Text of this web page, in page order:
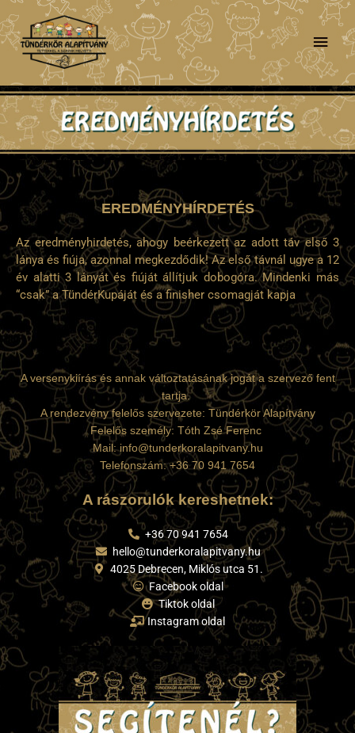
to
content
Main
EREDMÉNYHÍRDETÉS
Az eredményhirdetés, ahogy beérkezett az adott táv első 3
lánya és fiúja, azonnal megkezdődik! Az első távnál ugye a 12
év alatti 3 lányát és fiúját állítjuk dobogóra. Mindenki más
“csak” a TündérKupáját és a finisher csomagját kapja
A versenykiírás és annak változtatásának jogát a szervező fent
tartja.
A rendezvény felelős szervezete: Tündérkör Alapítvány
Felelős személy: Tóth Zsé Ferenc
Mail: info@tunderkoralapitvany.hu
Telefonszám: +36 70 941 7654
A rászorulók kereshetnek:
+36 70 941 7654
hello@tunderkoralapitvany.hu
4025 Debrecen, Miklós utca 51.
Facebook oldal
Tiktok oldal
Instagram oldal